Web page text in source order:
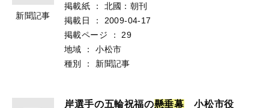
新聞記事
掲載紙 ：
北國：朝刊
掲載日
：
2009-04-17
掲載ページ
：
29
地域
：
小松市
種別
： 新聞記事
岸選手の五輪祝福の懸垂幕 小松市役